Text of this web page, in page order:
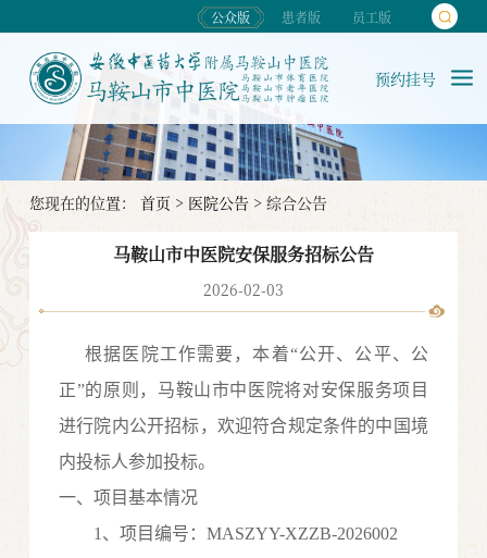
公众版 患者版 员工版
预约挂号
您现在的位置： 首页 > 医院公告> 综合公告
马鞍山市中医院安保服务招标公告
2026-02-03
根据医院工作需要，本着“公开、公平、公
正”的原则，马鞍山市中医院将对安保服务项目
进行院内公开招标，欢迎符合规定条件的中国境
内投标人参加投标。
一、项目基本情况
1、项目编号：MASZYY-XZZB-2026002